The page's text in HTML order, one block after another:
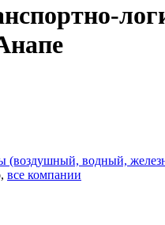
(воздушный, водный,
все компании